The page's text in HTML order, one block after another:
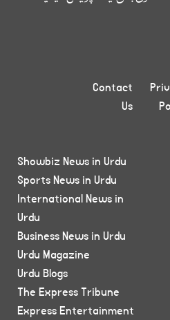
Contact
Us
Showbiz News in Urdu
Sports News in Urdu
International News in
Urdu
Business News in Urdu
Urdu Magazine
Urdu Blogs
The Express Tribune
Express Entertainment